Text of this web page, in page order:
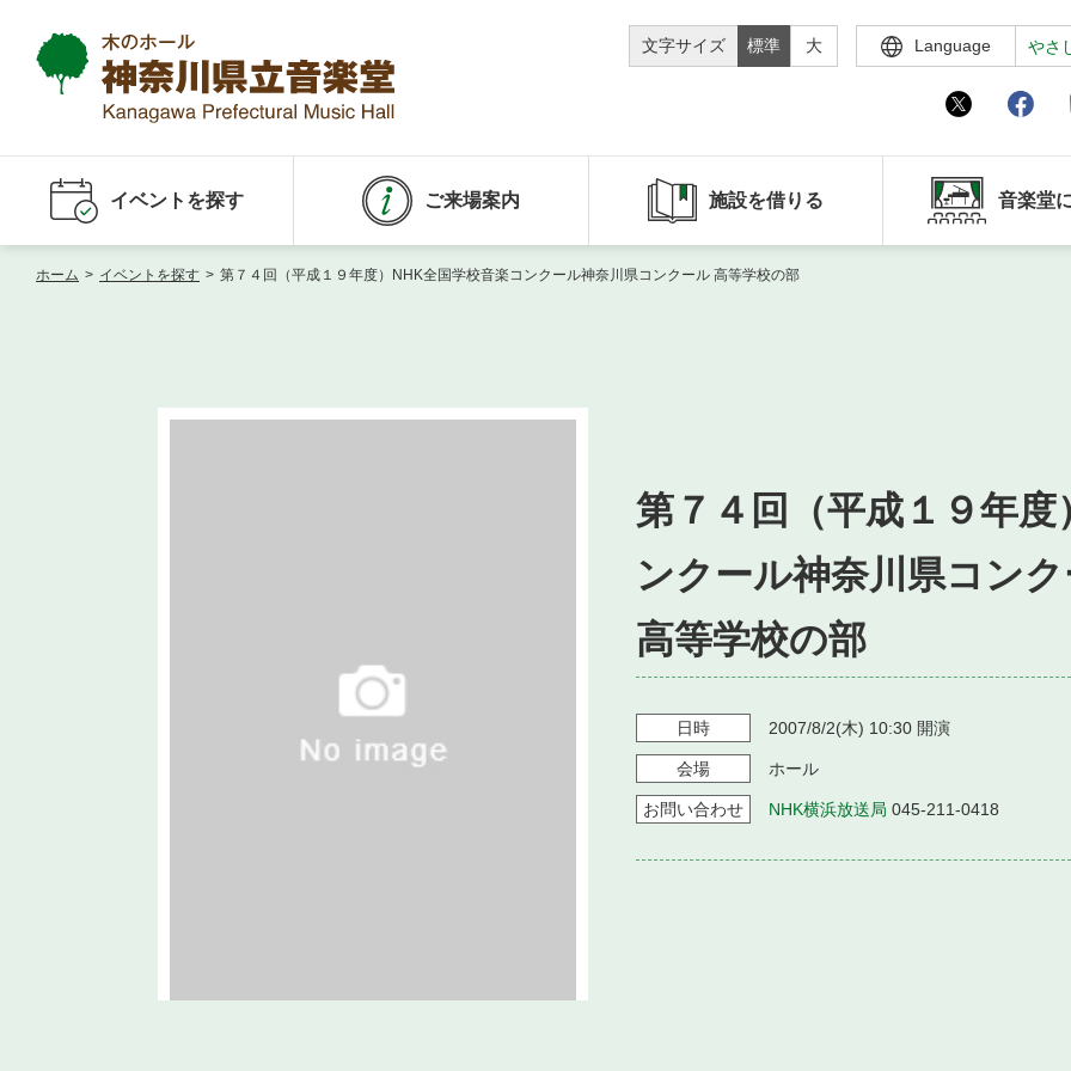
文字サイズ 標準 大 Language やさ
イベントを探す ご来場案内 施設を借りる 音楽堂
ホーム > イベントを探す > 第７４回（平成１９年度）NHK全国学校音楽コンクール神奈川県コンクール 高等学校の部
第７４回（平成１９年
ンクール神奈川県コン
高等学校の部
日時 2007/8/2(木) 10:30 開演
会場 ホール
お問い合わせ NHK横浜放送局 045-211-0418